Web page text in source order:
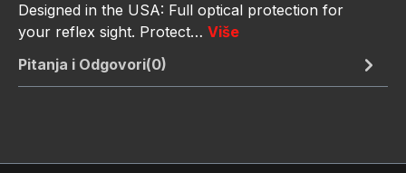
Designed in the USA: Full optical protection for
your reflex sight. Protect… Više
Pitanja i Odgovori(0)